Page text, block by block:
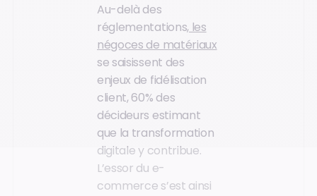
Au-delà des
réglementations, les
négoces de matériaux
se saisissent des
enjeux de fidélisation
client, 60% des
décideurs estimant
que la transformation
digitale y contribue.
L’essor du e-
commerce s’est ainsi